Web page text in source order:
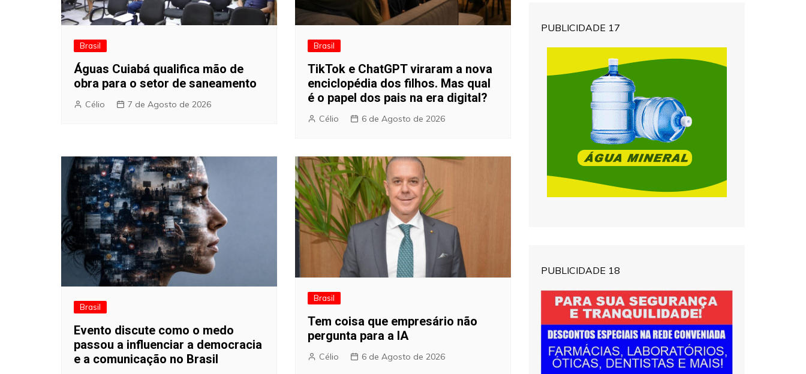
Brasil
Águas Cuiabá qualifica mão de
obra para o setor de saneamento
Célio 7 de Agosto de 2026
Brasil
TikTok e ChatGPT viraram a nova
enciclopédia dos filhos. Mas qual
é o papel dos pais na era digital?
Célio 6 de Agosto de 2026
Brasil
Evento discute como o medo
passou a influenciar a democracia
e a comunicação no Brasil
Brasil
Tem coisa que empresário não
pergunta para a IA
Célio 6 de Agosto de 2026
PUBLICIDADE 17
PUBLICIDADE 18